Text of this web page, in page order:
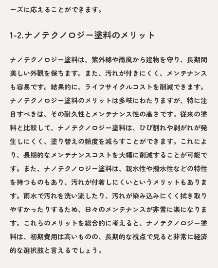
ーズに応えることができます。
1-2.ナノテクノロジー塗料のメリット
ナノテクノロジー塗料は、紫外線や雨風から建物を守り、長期間
美しい外観を保ちます。また、汚れが付きにくく、メンテナンス
も容易です。結果的に、ライフサイクルコストを削減できます。
ナノテクノロジー塗料のメリットは多岐にわたりますが、特に注
目すべきは、その耐久性とメンテナンス性の高さです。従来の塗
料と比較して、ナノテクノロジー塗料は、ひび割れや剥がれが発
生しにくく、塗り替えの頻度を減らすことができます。これによ
り、長期的なメンテナンスコストを大幅に削減することが可能で
す。また、ナノテクノロジー塗料は、親水性や撥水性などの特性
を持つものもあり、汚れが付着しにくいというメリットもありま
す。雨水で汚れを洗い流したり、汚れが染み込みにくく拭き取り
やすかったりするため、日々のメンテナンスが非常に楽になりま
す。これらのメリットを総合的に考えると、ナノテクノロジー塗
料は、初期費用は高いものの、長期的な視点で見ると非常に経済
的な選択肢と言えるでしょう。